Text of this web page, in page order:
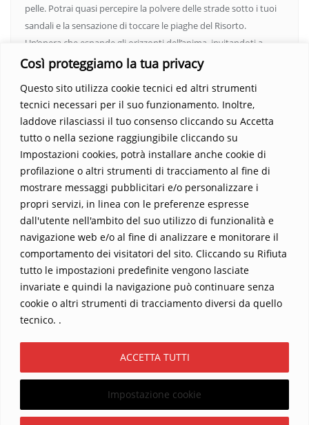
Così proteggiamo la tua privacy
Questo sito utilizza cookie tecnici ed altri strumenti
tecnici necessari per il suo funzionamento. Inoltre,
laddove rilasciassi il tuo consenso cliccando su Accetta
tutto o nella sezione raggiungibile cliccando su
Impostazioni cookies, potrà installare anche cookie di
profilazione o altri strumenti di tracciamento al fine di
mostrare messaggi pubblicitari e/o personalizzare i
propri servizi, in linea con le preferenze espresse
dall'utente nell'ambito del suo utilizzo di funzionalità e
navigazione web e/o al fine di analizzare e monitorare il
comportamento dei visitatori del sito. Cliccando su Rifiuta
tutto le impostazioni predefinite vengono lasciate
invariate e quindi la navigazione può continuare senza
cookie o altri strumenti di tracciamento diversi da quello
tecnico. .
Impostazione cookie
ACCETTA TUTTI
pelle. Potrai quasi percepire la polvere delle strade sotto i tuoi
sandali e la sensazione di toccare le piaghe del Risorto.
Un’opera che espande gli orizzonti dell’anima, invitandoti a
vedere oltre i confini del conosciuto. Scopri un mondo in cui
indimenticabile.Non perdere l’occasione di immergerti in
questo viaggio straordinario. Acquista il libro e lascia che la
Parola trasformi la tua vita
Home Contatti
Sostieni La Buona Parola – dona 5 €, 10 €, 25 €… il tuo contributo
I viaggi dell’anima
Catechesi
Informativa Privacy
Copyright ©2026 La buona Parola . All rights reserved.
Powered byWordPress &Designed byBizberg Themes